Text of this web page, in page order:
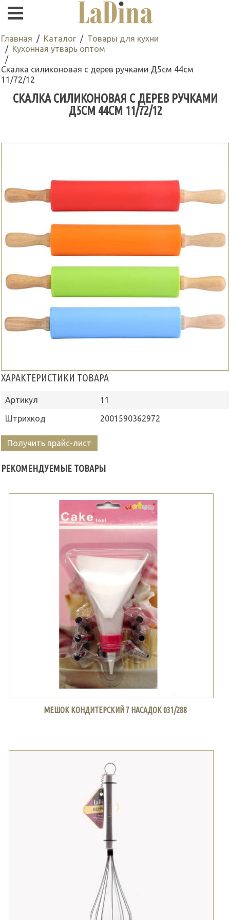
Главная Каталог
Товары для кухни
Кухонная утварь оптом
Скалка силиконовая с дерев ручками Д5см 44см
11/72/12
СКАЛКА СИЛИКОНОВАЯ С ДЕРЕВ РУЧКАМИ
Д5СМ 44СМ 11/72/12
ХАРАКТЕРИСТИКИ ТОВАРА
Артикул
11
Штрихкод
2001590362972
Получить прайс-лист
РЕКОМЕНДУЕМЫЕ ТОВАРЫ
МЕШОК КОНДИТЕРСКИЙ 7 НАСАДОК 031/288